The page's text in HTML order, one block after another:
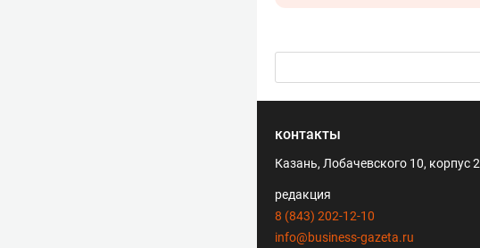
контакты
Казань, Лобачевского 10, корпус 2
редакция
8 (843) 202-12-10
info@business-gazeta.ru